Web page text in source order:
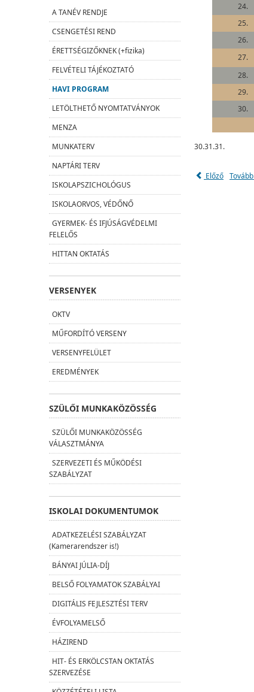
24.
25.
26.
27.
28.
29.
30.
30.31.31.
Előző Tovább
A TANÉV RENDJE
CSENGETÉSI REND
ÉRETTSÉGIZŐKNEK (+fizika)
FELVÉTELI TÁJÉKOZTATÓ
HAVI PROGRAM
LETÖLTHETŐ NYOMTATVÁNYOK
MENZA
MUNKATERV
NAPTÁRI TERV
ISKOLAPSZICHOLÓGUS
ISKOLAORVOS, VÉDŐNŐ
GYERMEK- ÉS IFJÚSÁGVÉDELMI
FELELŐS
HITTAN OKTATÁS
VERSENYEK
OKTV
MŰFORDÍTÓ VERSENY
VERSENYFELÜLET
EREDMÉNYEK
SZÜLŐI MUNKAKÖZÖSSÉG
SZÜLŐI MUNKAKÖZÖSSÉG
VÁLASZTMÁNYA
SZERVEZETI ÉS MŰKÖDÉSI
SZABÁLYZAT
ISKOLAI DOKUMENTUMOK
ADATKEZELÉSI SZABÁLYZAT
(Kamerarendszer is!)
BÁNYAI JÚLIA-DÍJ
BELSŐ FOLYAMATOK SZABÁLYAI
DIGITÁLIS FEJLESZTÉSI TERV
ÉVFOLYAMELSŐ
HÁZIREND
HIT- ÉS ERKÖLCSTAN OKTATÁS
SZERVEZÉSE